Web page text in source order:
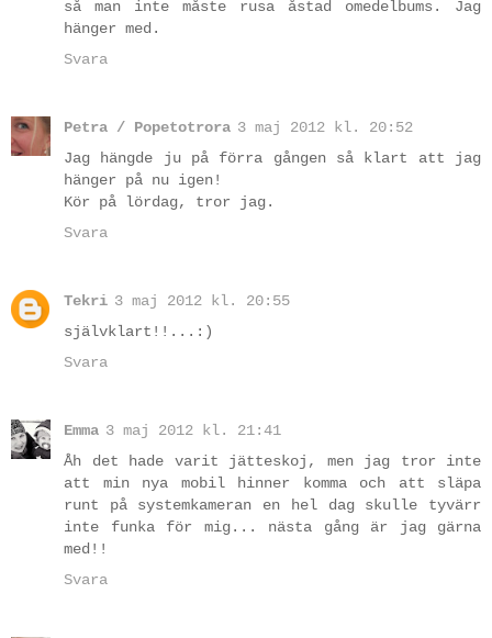
så man inte måste rusa åstad omedelbums. Jag
hänger med.
Svara
Petra / Popetotrora 3 maj 2012 kl. 20:52
Jag hängde ju på förra gången så klart att jag
hänger på nu igen!
Kör på lördag, tror jag.
Svara
Tekri 3 maj 2012 kl. 20:55
självklart!!...:)
Svara
Emma 3 maj 2012 kl. 21:41
Åh det hade varit jätteskoj, men jag tror inte
att min nya mobil hinner komma och att släpa
runt på systemkameran en hel dag skulle tyvärr
inte funka för mig... nästa gång är jag gärna
med!!
Svara